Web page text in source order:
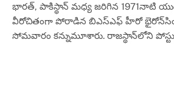
భారత్, పాకిస్థాన్ మధ్య జరిగిన 1971నాటి
వీరోచితంగా పోరాడిన బిఎస్‌ఎఫ్ హీరో
సోమవారం కన్నుమూశారు. రాజస్థాన్‌లోని